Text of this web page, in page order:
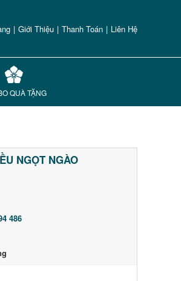
| Giới Thiệu | Thanh Toán | Liên Hệ
QUÀ TẶNG
NGỌT NGÀO
486